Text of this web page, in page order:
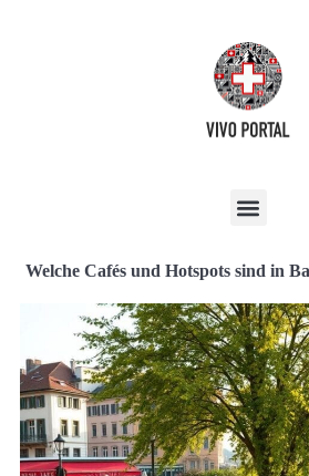
Welche Cafés und Hotspots sind in